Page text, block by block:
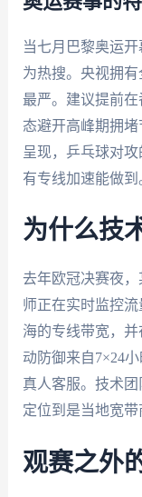
当七月巴黎奥运
为热搜。央视拥
最严。建议提前
态避开高峰期拥
呈现，乒乓球对
有专线加速能做到
为什么技
去年欧冠决赛夜
师正在实时监控
海的专线带宽，
动防御来自7×24
真人客服。技术
定位到是当地宽带
观赛之外